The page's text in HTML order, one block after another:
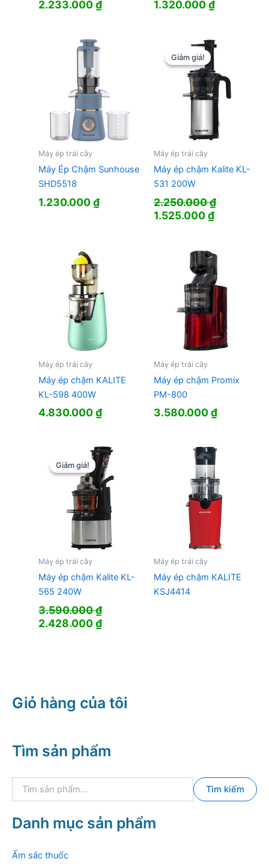
2.233.000₫ 1.320.000₫
Máy ép trái cây
Máy Ép Chậm Sunhouse
SHD5518
1.230.000₫
Giảm giá!
Giảm giá!
Máy ép trái cây
Máy ép chậm Kalite KL-
531 200W
2.250.000₫
Giá
2.250.000 ₫.
1.525.000₫Giá
là:
1.525.000
Máy ép trái cây
Máy ép chậm KALITE
KL-598 400W
4.830.000₫
Máy ép trái cây
Máy ép chậm Promix
PM-800
3.580.000₫
Giảm giá!
Giảm giá!
Máy ép trái cây
Máy ép chậm Kalite KL-
565 240W
3.590.000₫
Giá
2.428.000₫Giá
Máy ép trái cây
Máy ép chậm KALITE
KSJ4414
Giỏ hàng của tôi
Tìm sản phẩm
k
i
m
Tìm kiếm
Danh mục sản phẩm
Ấm sắc thuốc